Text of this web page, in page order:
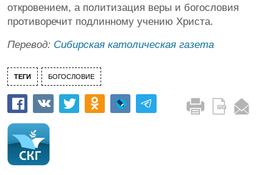
откровением, а политизация веры и богословия
противоречит подлинному учению Христа.
Перевод: Сибирская католическая газета
ТЕГИ БОГОСЛОВИЕ